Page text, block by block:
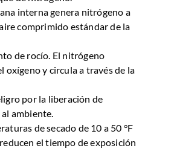
interna genera nitrógeno a
comprimido estándar de la
de rocío. El nitrógeno
oxígeno y circula a través de la
por la liberación de
ambiente.
de secado de 10 a 50 °F
el tiempo de exposición